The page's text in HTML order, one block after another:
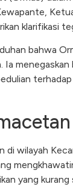
klarifikasi
bahwa
Ia
di wilayah
yang